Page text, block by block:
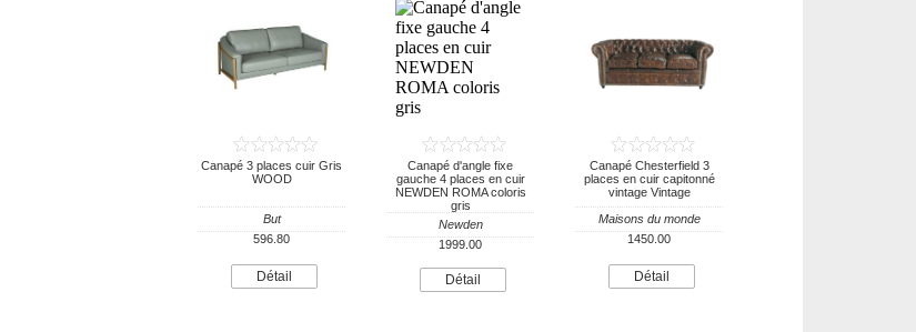
Canapé 3 places cuir Gris
WOOD
But
596.80
Détail
Canapé d'angle fixe
gauche 4 places en cuir
NEWDEN ROMA coloris
gris
Newden
1999.00
Détail
Canapé Chesterfield 3
places en cuir capitonné
vintage Vintage
Maisons du monde
1450.00
Détail